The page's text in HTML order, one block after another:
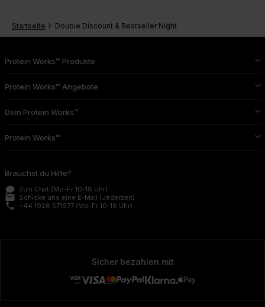
Startseite Double Discount & Bestseller Night
Protein Works™ Produkte
Protein Works™ Angebote
Dein Protein Works™
Protein Works™
Brauchst du Hilfe?
Zum Chat (Mo-Fr 10-18 Uhr)
email Schicke uns eine E-Mail (Jederzeit)
phone +44 1928 571677 (Mo-Fr 10-18 Uhr)
Sicher bezahlen mit